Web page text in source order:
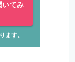
いてみ
ます。